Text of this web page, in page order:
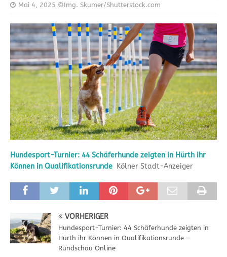
Mai 4, 2025 ©Img. Skumer/Shutterstock.com
Hundesport-Turnier: 44 Schäferhunde zeigten in Hürth ihr
Können in Qualifikationsrunde Kölner Stadt-Anzeiger
VORHERIGER
Hundesport-Turnier: 44 Schäferhunde zeigten in
Hürth ihr Können in Qualifikationsrunde –
Rundschau Online